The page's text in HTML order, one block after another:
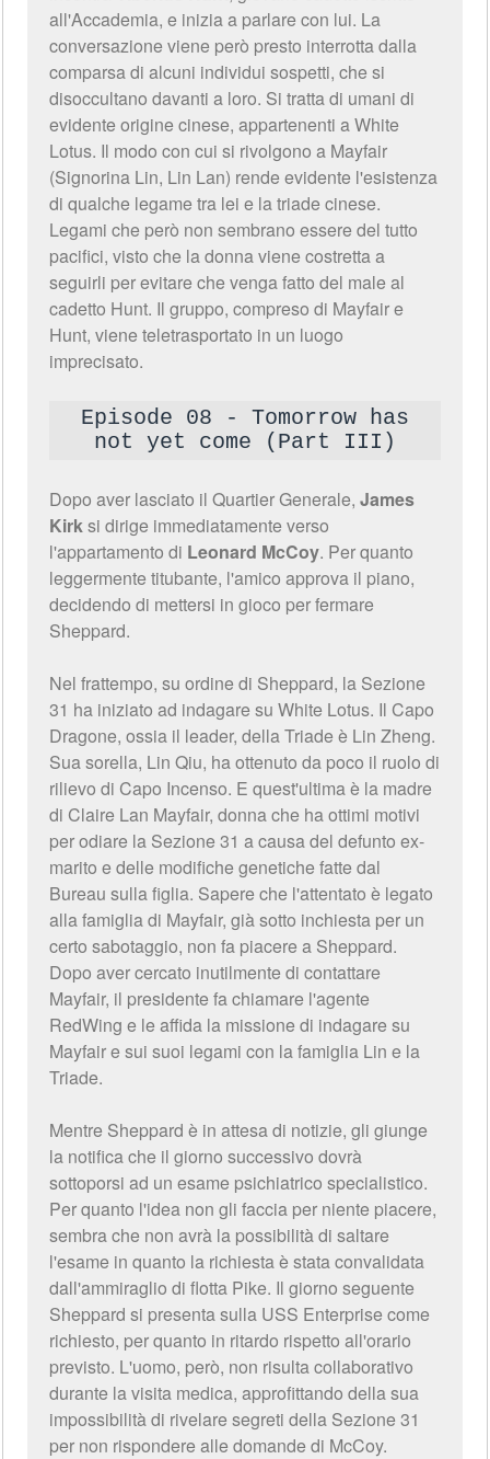
all'Accademia, e inizia a parlare con lui. La
conversazione viene però presto interrotta dalla
comparsa di alcuni individui sospetti, che si
disoccultano davanti a loro. Si tratta di umani di
evidente origine cinese, appartenenti a White
Lotus. Il modo con cui si rivolgono a Mayfair
(Signorina Lin, Lin Lan) rende evidente l'esistenza
di qualche legame tra lei e la triade cinese.
Legami che però non sembrano essere del tutto
pacifici, visto che la donna viene costretta a
seguirli per evitare che venga fatto del male al
cadetto Hunt. Il gruppo, compreso di Mayfair e
Hunt, viene teletrasportato in un luogo
imprecisato.
Episode 08 - Tomorrow has
not yet come (Part III)
Dopo aver lasciato il Quartier Generale,James
Kirksi dirige immediatamente verso
l'appartamento di Leonard McCoy. Per quanto
leggermente titubante, l'amico approva il piano,
decidendo di mettersi in gioco per fermare
Sheppard.
Nel frattempo, su ordine di Sheppard, la Sezione
31 ha iniziato ad indagare su White Lotus. Il Capo
Dragone, ossia il leader, della Triade è Lin Zheng.
Sua sorella, Lin Qiu, ha ottenuto da poco il ruolo di
rilievo di Capo Incenso. E quest'ultima è la madre
di Claire Lan Mayfair, donna che ha ottimi motivi
per odiare la Sezione 31 a causa del defunto ex-
marito e delle modifiche genetiche fatte dal
Bureau sulla figlia. Sapere che l'attentato è legato
alla famiglia di Mayfair, già sotto inchiesta per un
certo sabotaggio, non fa piacere a Sheppard.
Dopo aver cercato inutilmente di contattare
Mayfair, il presidente fa chiamare l'agente
RedWing e le affida la missione di indagare su
Mayfair e sui suoi legami con la famiglia Lin e la
Triade.
Mentre Sheppard è in attesa di notizie, gli giunge
la notifica che il giorno successivo dovrà
sottoporsi ad un esame psichiatrico specialistico.
Per quanto l'idea non gli faccia per niente piacere,
sembra che non avrà la possibilità di saltare
l'esame in quanto la richiesta è stata convalidata
dall'ammiraglio di flotta Pike. Il giorno seguente
Sheppard si presenta sulla USS Enterprise come
richiesto, per quanto in ritardo rispetto all'orario
previsto. L'uomo, però, non risulta collaborativo
durante la visita medica, approfittando della sua
impossibilità di rivelare segreti della Sezione 31
per non rispondere alle domande di McCoy.